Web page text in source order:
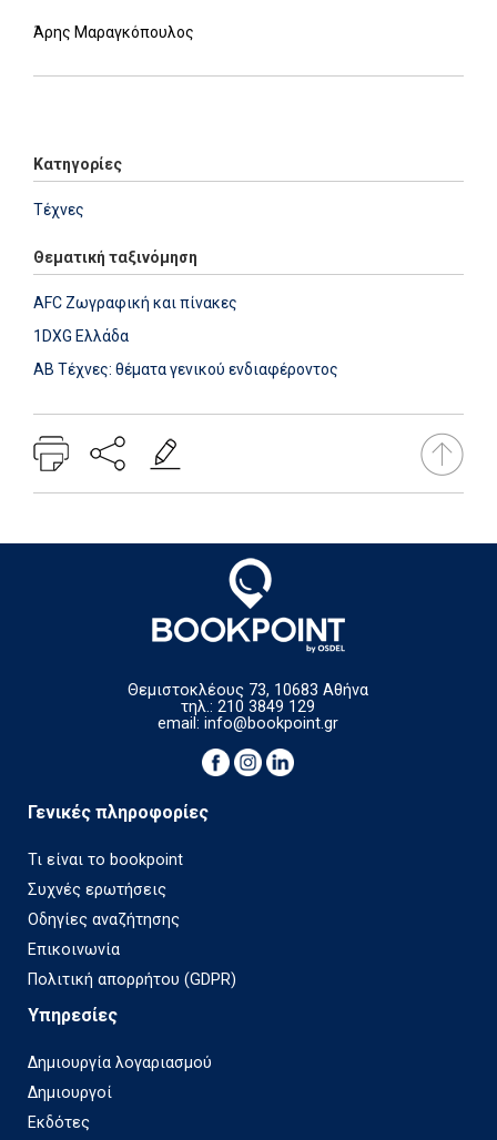
Άρης Μαραγκόπουλος
Κατηγορίες
Τέχνες
Θεματική ταξινόμηση
AFC Ζωγραφική και πίνακες
1DXG Ελλάδα
AB Τέχνες: θέματα γενικού ενδιαφέροντος
Θεμιστοκλέους 73, 10683 Αθήνα
τηλ.: 210 3849 129
email:info@bookpoint.gr
Γενικές πληροφορίες
Τι είναι το bookpoint
Συχνές ερωτήσεις
Οδηγίες αναζήτησης
Επικοινωνία
Πολιτική απορρήτου (GDPR)
Υπηρεσίες
Δημιουργία λογαριασμού
Δημιουργοί
Εκδότες